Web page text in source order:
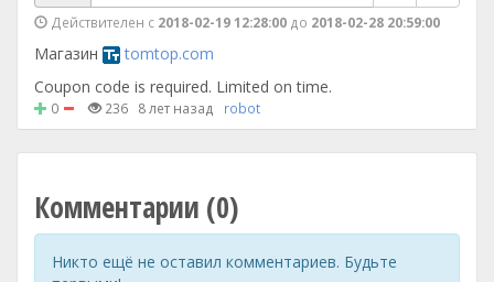
Действителен с 2018-02-19 12:28:00 до 2018-02-28 20:59:00
Магазин
tomtop.com
Coupon code is required. Limited on time.
0 236 8 лет назад robot
Комментарии (0)
Никто ещё не оставил комментариев. Будьте